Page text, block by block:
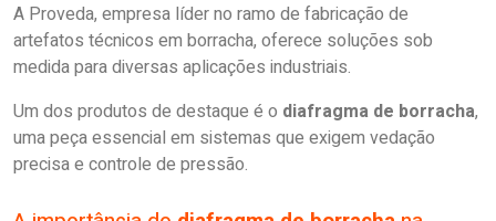
A Proveda, empresa líder no ramo de fabricação de
artefatos técnicos em borracha, oferece soluções sob
medida para diversas aplicações industriais.
Um dos produtos de destaque é o diafragma de borracha,
uma peça essencial em sistemas que exigem vedação
precisa e controle de pressão.